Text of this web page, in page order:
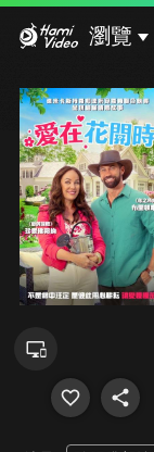
瀏覽